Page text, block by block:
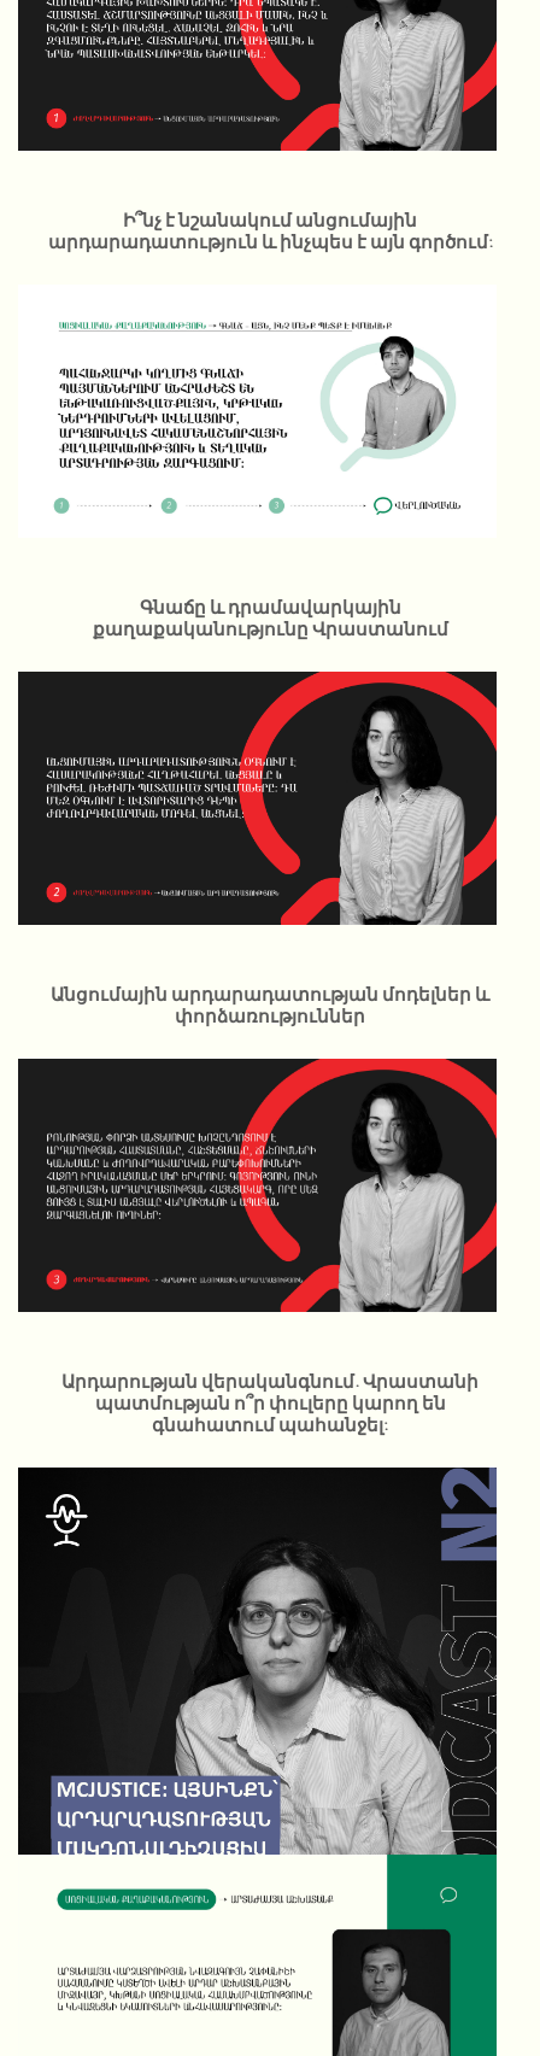
Ի՞նչ է նշանակում անցումային
արդարադատություն և ինչպես է այն գործում:
Գնաճը և դրամավարկային
քաղաքականությունը Վրաստանում
Անցումային արդարադատության մոդելներ և
փորձառություններ
Արդարության վերականգնում. Վրաստանի
պատմության ո՞ր փուլերը կարող են
գնահատում պահանջել:
McJustice: Այսինքն՝ արդարադատության
մակդոնալդիզացիա